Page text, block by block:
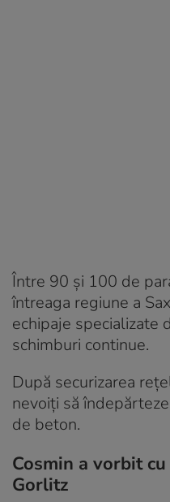
Între 90 și 100 de
întreaga regiune a
echipaje specializate
schimburi continue.
După securizarea
nevoiți să
de beton.
Cosmin a vorbit
Gorlitz